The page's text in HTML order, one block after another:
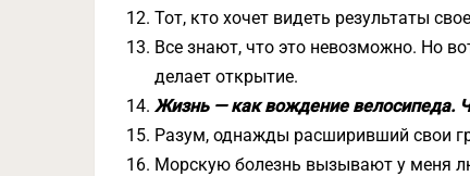
Тот, кто хочет видеть результаты
Все знают, что это невозможно. Но
делает открытие.
Жизнь — как вождение велосипеда.
Разум, однажды расширивший свои
Морскую болезнь вызывают у меня